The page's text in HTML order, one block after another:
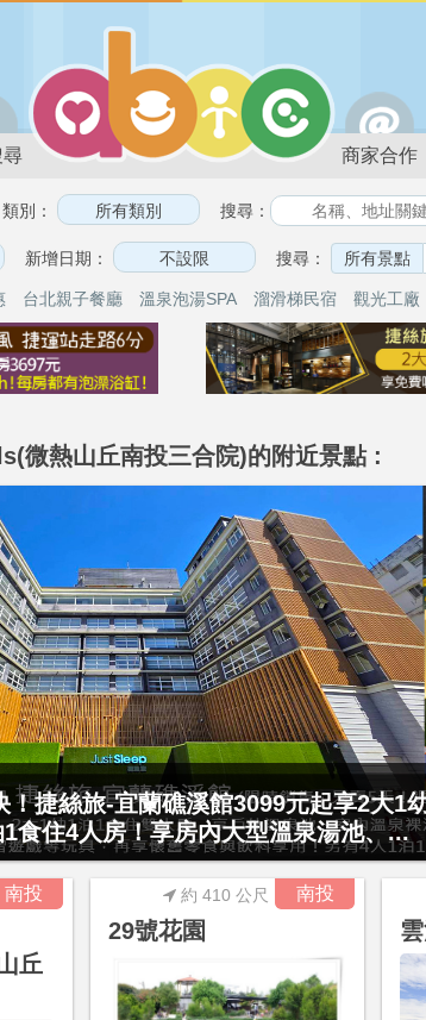
尋 商家合作
類別： 搜尋：
新增日期： 搜尋： 所有景點
台北親子餐廳 溫泉泡湯SPA 溜滑梯民宿 觀光工廠
微熱山丘南投三合院)的附近景點 :
！捷絲旅-宜蘭礁溪館3099元起享2大1
食住4人房！享房內大型溫泉湯池、...
價(最高省2200元)！屏東小墾丁渡假村
別墅，每房贈送價值1040元的DI...
南投
丘
南投
29號花園
約 410 公尺